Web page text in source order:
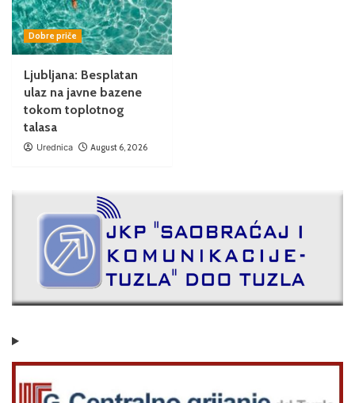
Dobre priče
Ljubljana: Besplatan
ulaz na javne bazene
tokom toplotnog
talasa
Urednica August 6, 2026